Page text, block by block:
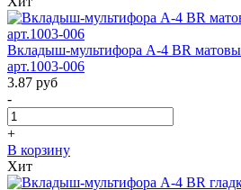
Вкладыш-мультифора A-4 BR
арт.1003-006
3.87 руб
-
+
В корзину
Хит